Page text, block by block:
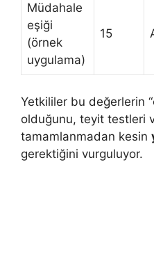
Müdahale
eşiği
(örnek
uygulama)
15
Yetkililer bu değerlerin
olduğunu, teyit testleri
tamamlanmadan kesin
gerektiğini vurguluyor.